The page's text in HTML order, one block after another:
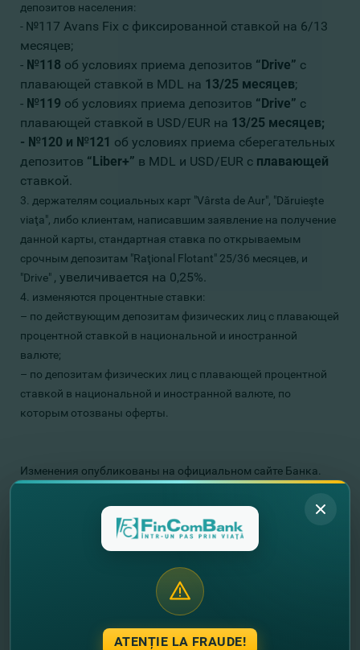
депозитов населения:
- №117 Avans Fix с фиксированной ставкой на 6/13
месяцев;
- №118 об условиях приема депозитов “Drive” с
плавающей ставкой в MDL на 13/25 месяцев;
- №119 об условиях приема депозитов “Drive” с
плавающей ставкой в USD/EUR на 13/25 месяцев;
- №120 и №121 об условиях приема сберегательных
депозитов “Liber+” в MDL и USD/EUR с плавающей
ставкой.
3. держателям социальных карт "Vârsta de Aur", "Dăruieşte
viaţa", либо клиентам, написавшим заявление на получение
данной карты, стандартная ставка по открываемым
срочным депозитам "Raţional Flotant" 25/36 месяцев, и
"Drive" , увеличивается на 0,25%.
4. изменяются процентные ставки:
– по действующим депозитам физических лиц с плавающей
процентной ставкой в национальной и иностранной
валюте;
– по депозитам физических лиц с плавающей процентной
ставкой в национальной и иностранной валюте , по
которым отозваны оферты.
Изменения опубликованы на официальном сайте Банка.
Подробную информацию можно узнать здесь:
Информация об условиях приема депозитов физических
лиц в национальной и иностранной валютах, начиная с 05
Информация об отозванных депозитах физических лиц в
национальной и иностранной валютах, начиная с 05 июля
ATENȚIE LA FRAUDE!